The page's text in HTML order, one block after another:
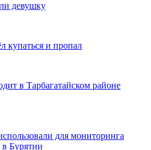
девушку
купаться и пропал
в Тарбагатайском районе
для мониторинга
Бурятии